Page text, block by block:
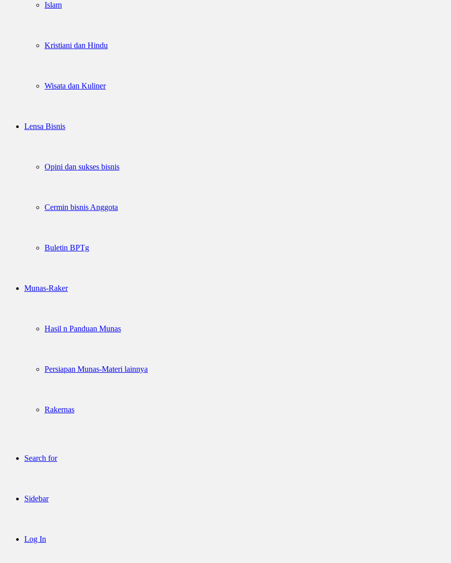
Islam
Kristiani dan Hindu
Wisata dan Kuliner
Lensa Bisnis
Opini dan sukses bisnis
Cermin bisnis Anggota
Buletin BPTg
Munas-Raker
Hasil n Panduan Munas
Persiapan Munas-Materi lainnya
Rakernas
Search for
Sidebar
Log In